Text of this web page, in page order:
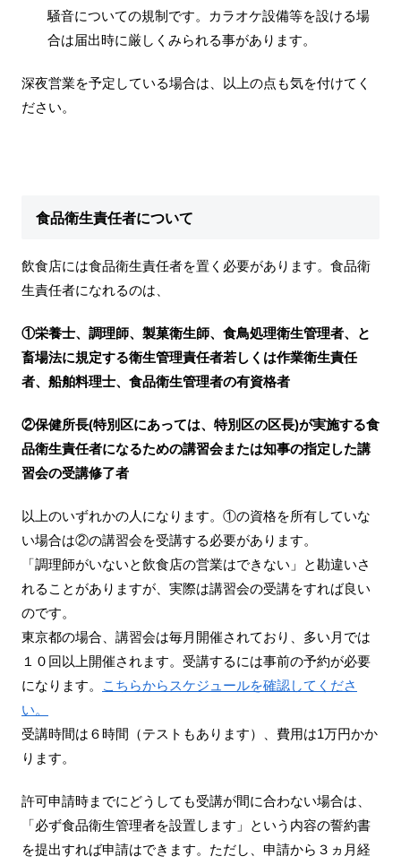
騒音についての規制です。カラオケ設備等を設ける場
合は届出時に厳しくみられる事があります。
深夜営業を予定している場合は、以上の点も気を付けてく
ださい。
食品衛生責任者について
飲食店には食品衛生責任者を置く必要があります。食品衛
生責任者になれるのは、
①栄養士、調理師、製菓衛生師、食鳥処理衛生管理者、と
畜場法に規定する衛生管理責任者若しくは作業衛生責任
者、船舶料理士、食品衛生管理者の有資格者
②保健所長(特別区にあっては、特別区の区長)が実施する食
品衛生責任者になるための講習会または知事の指定した講
習会の受講修了者
以上のいずれかの人になります。①の資格を所有していな
い場合は②の講習会を受講する必要があります。
「調理師がいないと飲食店の営業はできない」と勘違いさ
れることがありますが、実際は講習会の受講をすれば良い
のです。
東京都の場合、講習会は毎月開催されており、多い月では
１０回以上開催されます。受講するには事前の予約が必要
になります。
こちらからスケジュールを確認してくださ
い。
受講時間は６時間（テストもあります）、費用は1万円かか
ります。
許可申請時までにどうしても受講が間に合わない場合は、
「必ず食品衛生管理者を設置します」という内容の誓約書
を提出すれば申請はできます。ただし、申請から３ヵ月経